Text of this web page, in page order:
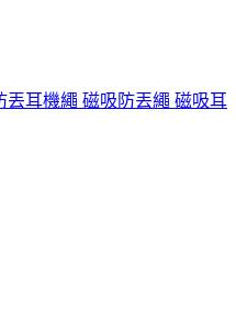
丟耳機繩 磁吸防丟繩 磁吸耳